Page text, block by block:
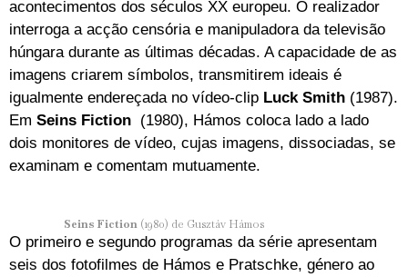
acontecimentos dos séculos XX europeu. O realizador
interroga a acção censória e manipuladora da televisão
húngara durante as últimas décadas. A capacidade de as
imagens criarem símbolos, transmitirem ideais é
igualmente endereçada no vídeo-clip Luck Smith (1987).
Em Seins Fiction (1980), Hámos coloca lado a lado
dois monitores de vídeo, cujas imagens, dissociadas, se
examinam e comentam mutuamente.
Seins Fiction (1980) de Gusztáv Hámos
O primeiro e segundo programas da série apresentam
seis dos fotofilmes de Hámos e Pratschke, género ao